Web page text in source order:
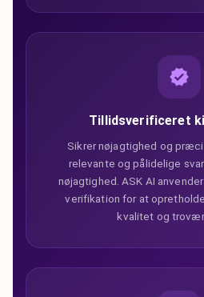
Tillidsverificeret
Sikrer nøjagtighed og
relevante og pålidelige
nøjagtighed. ASK AI
verifikation for at
kvalitet og